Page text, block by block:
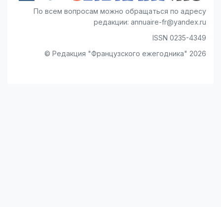
По всем вопросам можно обращаться по адресу
редакции: annuaire-fr@yandex.ru
ISSN 0235-4349
© Редакция "Французского ежегодника" 2026